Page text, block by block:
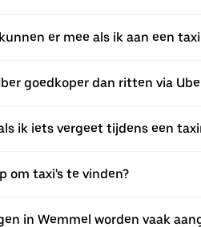
er mee als ik aan een
goedkoper dan ritten via
ik iets vergeet tijdens een
om taxi's te vinden?
in Wemmel worden vaak